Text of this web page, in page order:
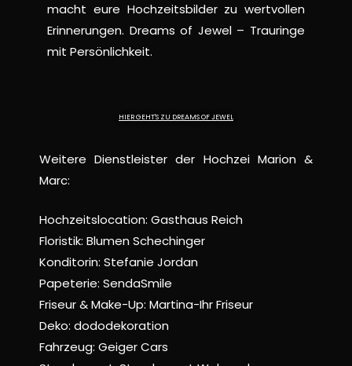
macht eure Hochzeitsbilder zu wertvollen
Erinnerungen. Dreams of Jewel – Trauringe
mit Persönlichkeit.
HIER GEHT'S ZU DREAMS OF JEWEL
Weitere Dienstleister der Hochzei Marion &
Marc:
Hochzeitslocation: Gasthaus Reich
Floristik: Blumen Schechinger
Konditorin: Stefanie Jordan
Papeterie: SendaSmile
Friseur & Make-Up: Martina-Ihr Friseur
Deko: dododekoration
Fahrzeug: Geiger Cars